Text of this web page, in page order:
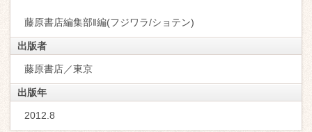
藤原書店編集部‖編(フジワラ/ショテン)
出版者
藤原書店／東京
出版年
2012.8